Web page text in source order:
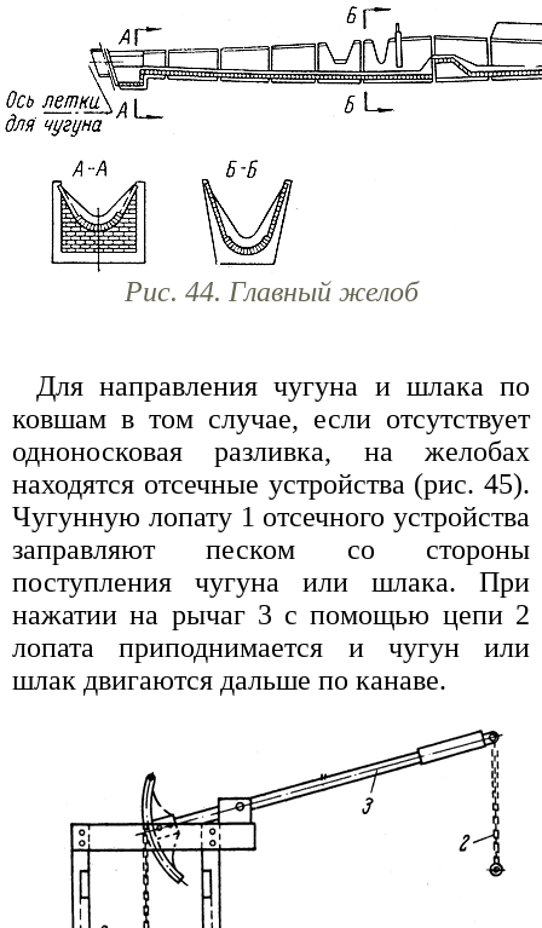
Рис. 44. Главный желоб
Для направления чугуна и шлака по
ковшам в том случае, если отсутствует
одноносковая разливка, на желобах
находятся отсечные устройства (рис. 45).
Чугунную лопату 1 отсечного устройства
заправляют песком со стороны
поступления чугуна или шлака. При
нажатии на рычаг 3 с помощью цепи 2
лопата приподнимается и чугун или
шлак двигаются дальше по канаве.